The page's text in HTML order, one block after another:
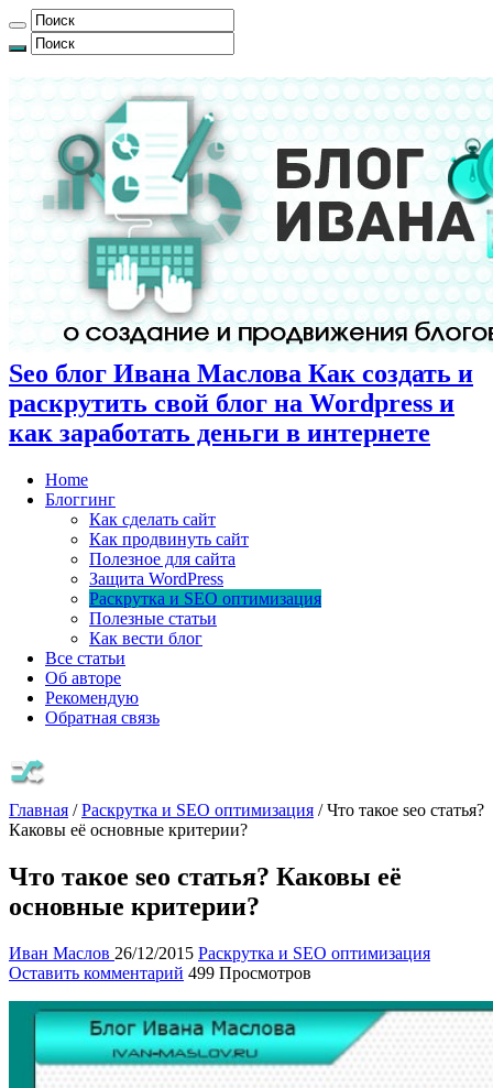
Seo блог Ивана Маслова Как создать и
раскрутить свой блог на Wordpress и
как заработать деньги в интернете
Home
Блоггинг
Как сделать сайт
Как продвинуть сайт
Полезное для сайта
Защита WordPress
Раскрутка и SEO оптимизация
Полезные статьи
Как вести блог
Все статьи
Об авторе
Рекомендую
Обратная связь
Главная / Раскрутка и SEO оптимизация / Что такое seo статья?
Каковы её основные критерии?
Что такое seo статья? Каковы её
основные критерии?
Иван Маслов 26/12/2015 Раскрутка и SEO оптимизация
Оставить комментарий 499 Просмотров